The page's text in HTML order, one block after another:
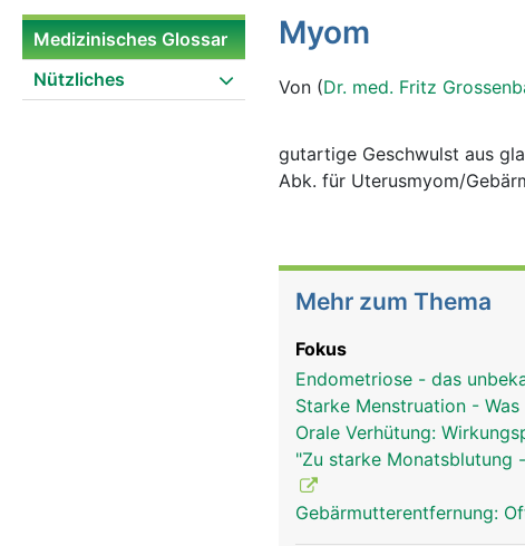
Medizinisches Glossar
Nützliches
Myom
Von (Dr. med. Fritz
gutartige Geschwulst aus
Abk. für Uterusmyom/
Mehr zum Thema
Fokus
Endometriose - das
Starke Menstruation -
Orale Verhütung:
"Zu starke Monatsblutung
Gebärmutterentfernung: